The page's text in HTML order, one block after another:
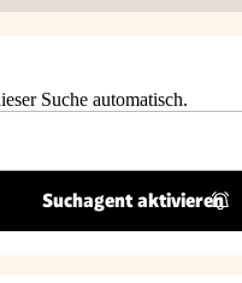
Suche automatisch.
Suchagent aktivieren